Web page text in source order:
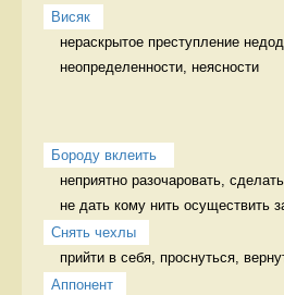
Висяк
нераскрытое преступление
неопределенности, неясности
Бороду вклеить
неприятно разочаровать,
не дать кому нить осуществить
Снять чехлы
прийти в себя, проснуться,
Аппонент